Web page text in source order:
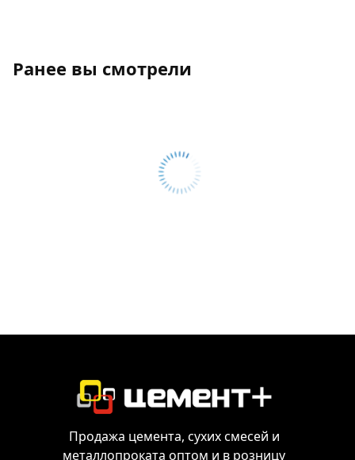
Ранее вы смотрели
Продажа цемента, сухих смесей и
металлопроката оптом и в розницу